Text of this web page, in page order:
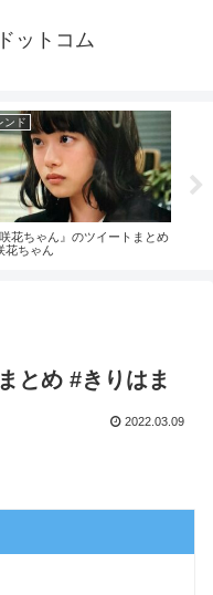
ットコム
ンド
咲花ちゃん』のツイートまとめ
花ちゃん
とめ #きりはま
2022.03.09